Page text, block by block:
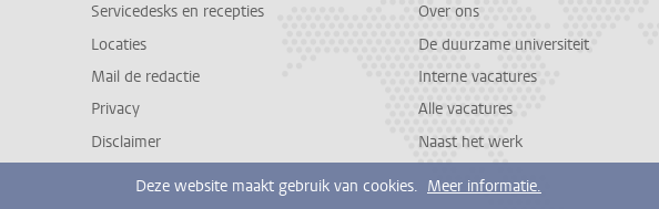
Servicedesks en recepties
Locaties
Mail de redactie
Privacy
Disclaimer
Over ons
De duurzame universiteit
Interne vacatures
Alle vacatures
Naast het werk
Deze website maakt gebruik van cookies. Meer informatie.